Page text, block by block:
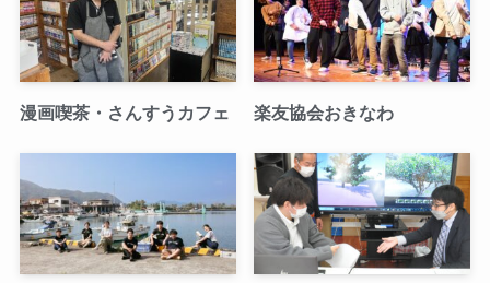
漫画喫茶・さんすうカフェ 楽友協会おきなわ